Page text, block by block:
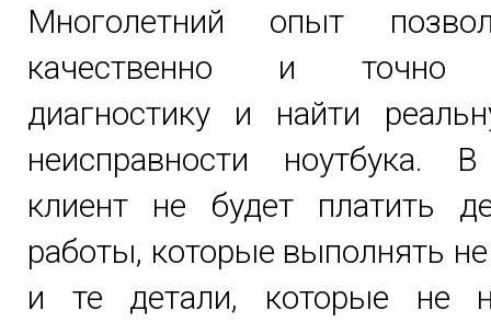
Многолетний опыт
качественно и точно
диагностику и найти
неисправности ноутбука. В
клиент не будет платить
работы, которые выполнять
и те детали, которые не